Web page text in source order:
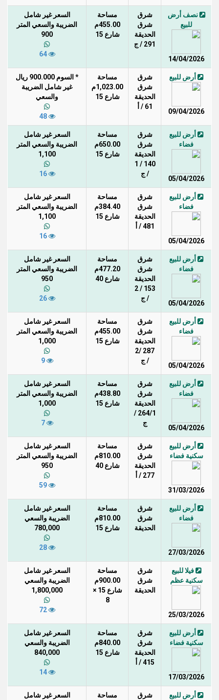
نصف أرض
للبيع
14/04/2026
شرق
شرق
الحديقة
291 / ج
مساحة
455.00م
شارع 15
السعر غير شامل
الضريبة والسعي المتر
900
64
أرض للبيع
09/04/2026
شرق
شرق
الحديقة
61 / أ
مساحة
1,023.00م
شارع 15
* السوم 900.000 ريال
غير شامل الضريبة
والسعي
48
أرض للبيع
فضاء
05/04/2026
شرق
شرق
الحديقة
140 / 1
/ ج
مساحة
650.00م
شارع 15
السعر غير شامل
الضريبة والسعي المتر
1,100
16
أرض للبيع
فضاء
05/04/2026
شرق
شرق
الحديقة
481 / أ
مساحة
384.40م
شارع 15
السعر غير شامل
الضريبة والسعي المتر
1,100
16
أرض للبيع
فضاء
05/04/2026
شرق
شرق
الحديقة
153 / 2
/ ج
مساحة
477.20م
شارع 40
السعر غير شامل
الضريبة والسعي المتر
950
26
أرض للبيع
فضاء
05/04/2026
شرق
شرق
الحديقة
287 /2
/ ج
مساحة
455.00م
شارع 15
السعر غير شامل
الضريبة والسعي المتر
1,000
9
أرض للبيع
فضاء
05/04/2026
شرق
شرق
الحديقة
264/1 /
ج
مساحة
438.80م
شارع 15
السعر غير شامل
الضريبة والسعي المتر
1,000
7
أرض للبيع
سكنية فضاء
31/03/2026
شرق
شرق
الحديقة
277 / أ
مساحة
810.00م
شارع 40
السعر غير شامل
الضريبة والسعي المتر
950
59
أرض للبيع
فضاء
27/03/2026
شرق
شرق
الحديقة
مساحة
810.00م
شارع 15
السعر غير شامل
الضريبة والسعي
780,000
28
فيلا للبيع
سكنية عظم
25/03/2026
شرق
شرق
الحديقة
مساحة
900.00م
شارع 15 ×
8
السعر غير شامل
الضريبة والسعي
1,800,000
72
أرض للبيع
سكنية فضاء
17/03/2026
شرق
شرق
الحديقة
415 / أ
مساحة
840.00م
شارع 15
السعر غير شامل
الضريبة والسعي
840,000
14
أرض للبيع
شرق
مساحة
السعر غير شامل